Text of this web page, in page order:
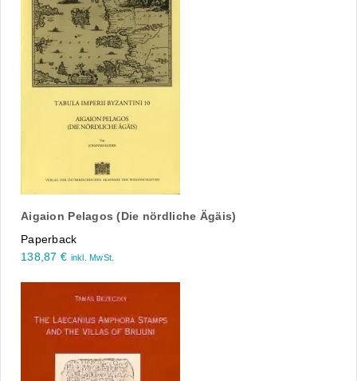
Aigaion Pelagos (Die nördliche Ägäis)
Paperback
138,87 € inkl. MwSt.